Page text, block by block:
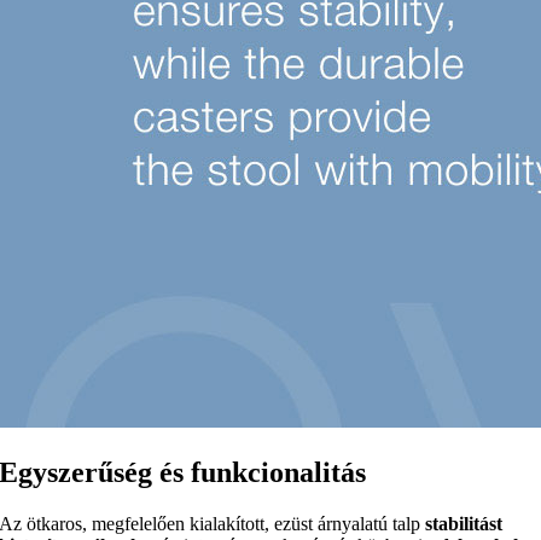
Egyszerűség és funkcionalitás
Az ötkaros, megfelelően kialakított, ezüst árnyalatú talpstabilitást